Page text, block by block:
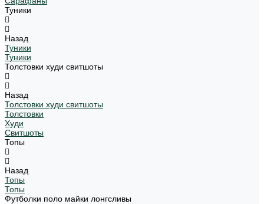
Туники
Назад
Туники
Туники
Толстовки худи свитшоты
Назад
Толстовки худи свитшоты
Толстовки
Худи
Свитшоты
Топы
Назад
Топы
Топы
Футболки поло майки лонгсливы